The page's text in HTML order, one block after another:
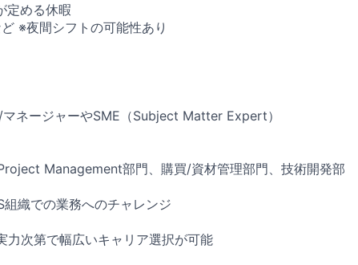
定める休暇
※夜間シフトの可能性あり
ネージャーやSME（Subject Matter Expert）
Management部門、購買/資材管理部門、技術開発部
織での業務へのチャレンジ
次第で幅広いキャリア選択が可能